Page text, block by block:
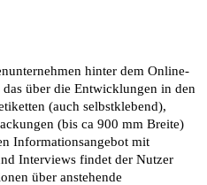
hinter dem Online-
über die Entwicklungen in den
(auch selbstklebend),
(bis ca 900 mm Breite)
Informationsangebot mit
Interviews findet der Nutzer
über anstehende